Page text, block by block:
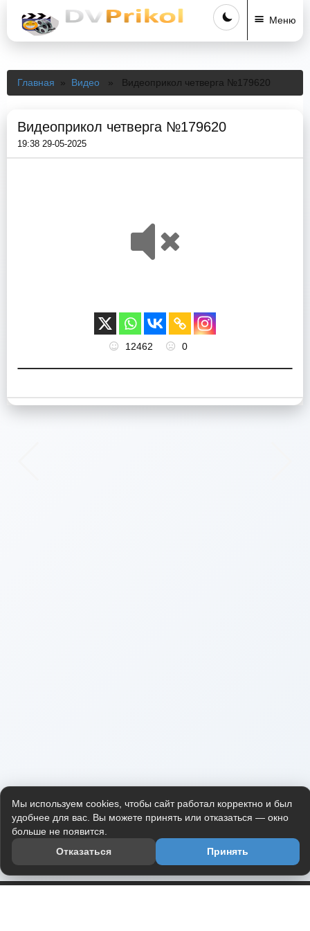
Меню
Главная » Видео » Видеоприкол четверга №179620
Видеоприкол четверга №179620
19:38 29-05-2025
12462 0
Мы используем cookies, чтобы сайт работал корректно и был
удобнее для вас. Вы можете принять или отказаться — окно
больше не появится.
Отказаться
Принять